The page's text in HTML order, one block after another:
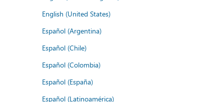
English (United States)
Español (Argentina)
Español (Chile)
Español (Colombia)
Español (España)
Español (Latinoamérica)